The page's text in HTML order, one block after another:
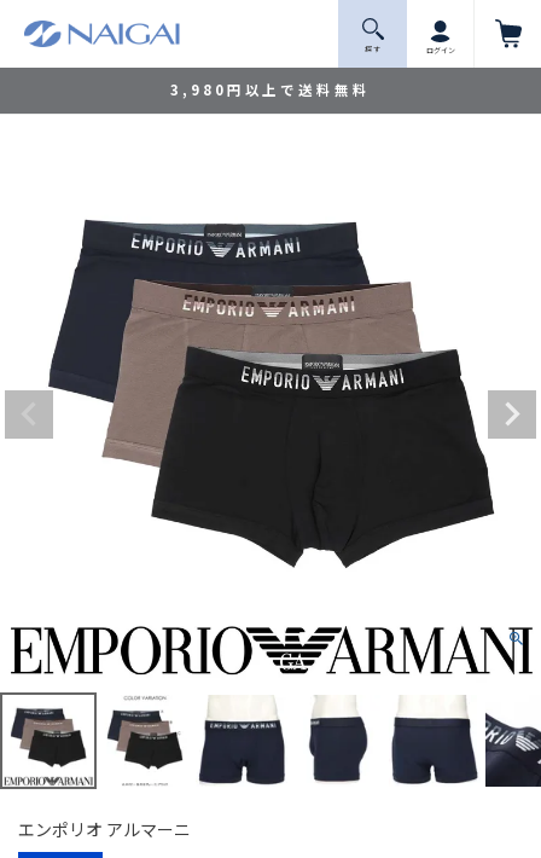
3,980円以上で送料無料
探 す ログイン
エンポリオ アルマーニ